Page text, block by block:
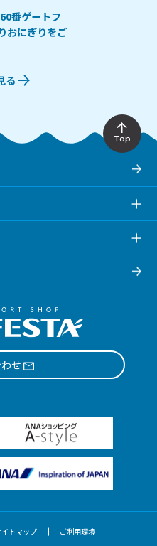
番ゲートフ
おにぎりをご
る
Top
せ
イトマップ ご利用環境